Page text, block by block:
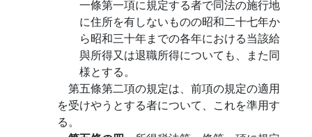
一條第一項に規定する者で同法の施行地
に住所を有しないものの昭和二十七年か
ら昭和三十年までの各年における当該給
與所得又は退職所得についても、また同
様とする。
第五條第二項の規定は、前項の規定の適用
を受けやうとする者について、これを準用す
る。